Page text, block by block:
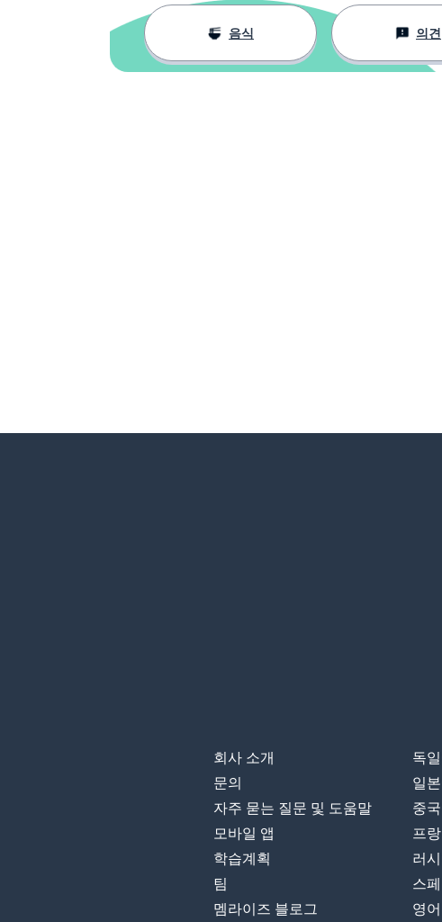
음식 의견
회사 소개
문의
자주 묻는 질문 및 도움말
모바일 앱
학습계획
팀
멤라이즈 블로그
독
일
중
프
러
스
영